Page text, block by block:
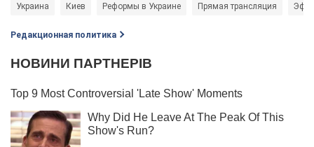
Украина Киев Реформы в Украине Прямая трансляция
Редакционная политика